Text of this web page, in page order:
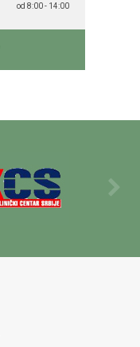
od 8:00 - 14:00